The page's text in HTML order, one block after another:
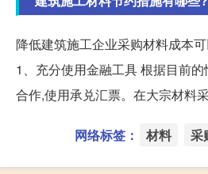
降低建筑施工企业采购材料成本
1、充分使用金融工具 根据目前
合作,使用承兑汇票。在大宗材料
网络标签： 材料 采